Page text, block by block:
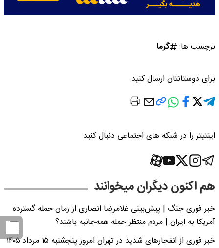
برچسب ها: گرما
برای دوستانتان ارسال کنید
اینتیتر را در شبکه های اجتماعی دنبال کنید
هم اکنون دیگران میخوانند
خبر فوری جنگ | پیش‌بینی غلامرضا انصاری از زمان حمله گسترده
آمریکا به ایران | مردم منتظر حمله همه‌جانبه باشند؟
خبر فوری از انفجارهای شدید در تهران امروز پنجشنبه ۱۵ مرداد ۱۴۰۵